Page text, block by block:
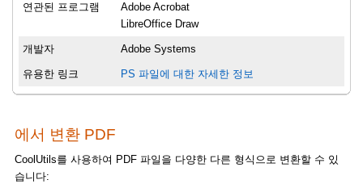
연관된 프로그램
Adobe Acrobat
LibreOffice Draw
개발자 Adobe Systems
유용한 링크 PS 파일에 대한 자세한 정보
에서 변환 PDF
CoolUtils를 사용하여 PDF 파일을 다양한 다른 형식으로 변환할 수 있
습니다: